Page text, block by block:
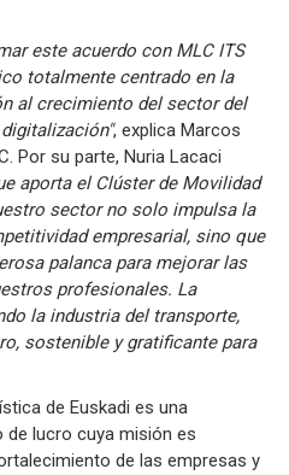
este acuerdo con MLC ITS
totalmente centrado en la
al crecimiento del sector del
, explica Marcos
Por su parte, Nuria Lacaci
aporta el Clúster de Movilidad
sector no solo impulsa la
empresarial, sino que
palanca para mejorar las
profesionales. La
la industria del transporte,
sostenible y gratificante para
de Euskadi es una
de lucro cuya misión es
de las empresas y